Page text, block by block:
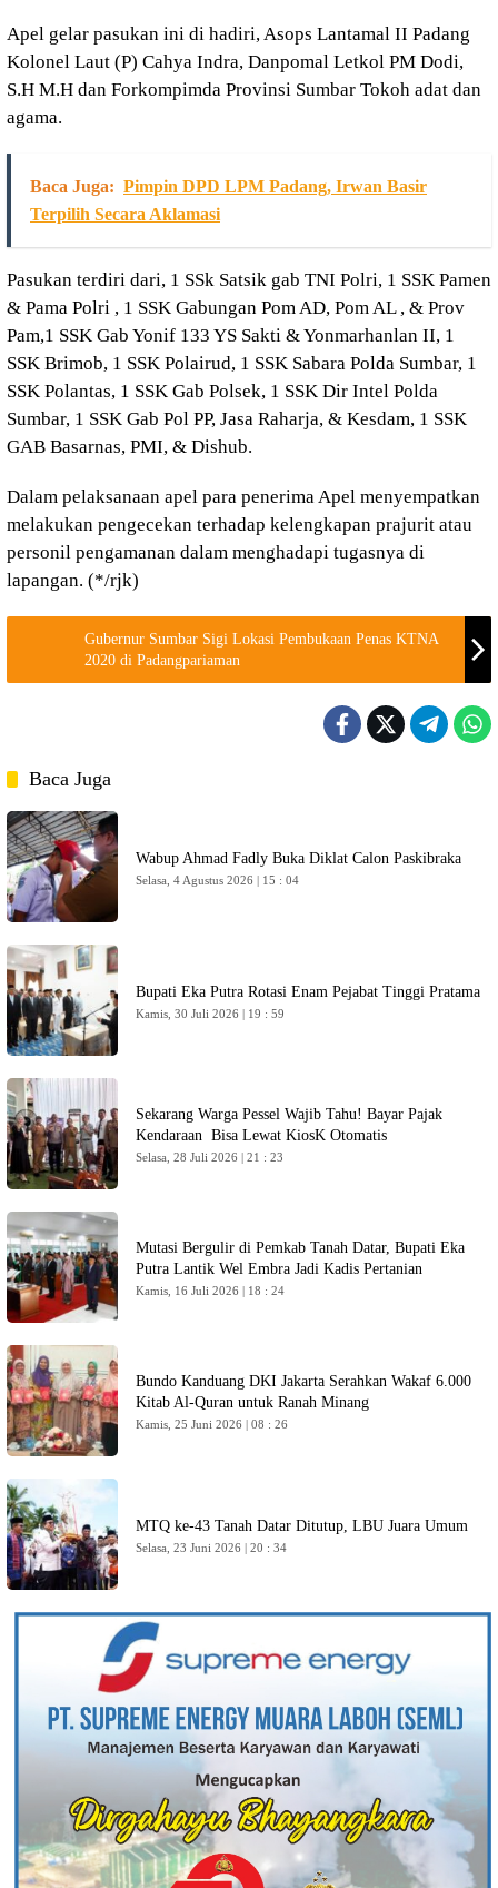
Apel gelar pasukan ini di hadiri, Asops Lantamal II Padang
Kolonel Laut (P) Cahya Indra, Danpomal Letkol PM Dodi,
S.H M.H dan Forkompimda Provinsi Sumbar Tokoh adat dan
agama.
Baca Juga: Pimpin DPD LPM Padang, Irwan Basir
Terpilih Secara Aklamasi
Pasukan terdiri dari, 1 SSk Satsik gab TNI Polri, 1 SSK Pamen
& Pama Polri , 1 SSK Gabungan Pom AD, Pom AL , & Prov
Pam,1 SSK Gab Yonif 133 YS Sakti & Yonmarhanlan II, 1
SSK Brimob, 1 SSK Polairud, 1 SSK Sabara Polda Sumbar, 1
SSK Polantas, 1 SSK Gab Polsek, 1 SSK Dir Intel Polda
Sumbar, 1 SSK Gab Pol PP, Jasa Raharja, & Kesdam, 1 SSK
GAB Basarnas, PMI, & Dishub.
Dalam pelaksanaan apel para penerima Apel menyempatkan
melakukan pengecekan terhadap kelengkapan prajurit atau
personil pengamanan dalam menghadapi tugasnya di
lapangan. (*/rjk)
Gubernur Sumbar Sigi Lokasi Pembukaan Penas KTNA
2020 di Padangpariaman
Baca Juga
Wabup Ahmad Fadly Buka Diklat Calon Paskibraka
Selasa, 4 Agustus 2026 | 15 : 04
Bupati Eka Putra Rotasi Enam Pejabat Tinggi Pratama
Kamis, 30 Juli 2026 | 19 : 59
Sekarang Warga Pessel Wajib Tahu! Bayar Pajak
Kendaraan Bisa Lewat KiosK Otomatis
Selasa, 28 Juli 2026 | 21 : 23
Mutasi Bergulir di Pemkab Tanah Datar, Bupati Eka
Putra Lantik Wel Embra Jadi Kadis Pertanian
Kamis, 16 Juli 2026 | 18 : 24
Bundo Kanduang DKI Jakarta Serahkan Wakaf 6.000
Kitab Al-Quran untuk Ranah Minang
Kamis, 25 Juni 2026 | 08 : 26
MTQ ke-43 Tanah Datar Ditutup, LBU Juara Umum
Selasa, 23 Juni 2026 | 20 : 34